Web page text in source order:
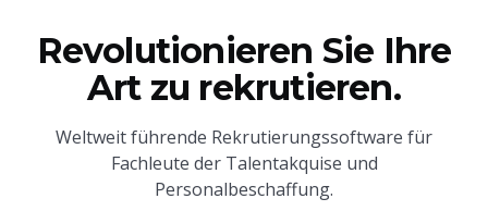
Revolutionieren Sie Ihre
Art zu rekrutieren.
Weltweit führende Rekrutierungssoftware für
Fachleute der Talentakquise und
Personalbeschaffung.